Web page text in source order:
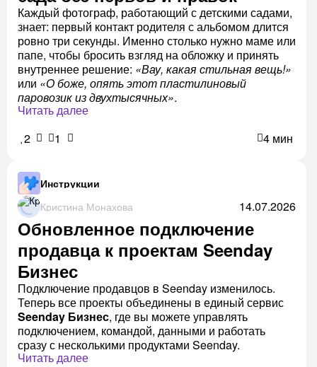
Каждый фотограф, работающий с детскими садами,
знает: первый контакт родителя с альбомом длится
ровно три секунды. Именно столько нужно маме или
папе, чтобы бросить взгляд на обложку и принять
внутреннее решение: «Вау, какая стильная вещь!»
или «О боже, опять этот пластилиновый
паровозик из двухтысячных».
Читать далее
2
1 4 мин
Инструкции
Кристина Монахова
14.07.2026
Обновленное подключение
продавца к проектам Seenday
Бизнес
Подключение продавцов в Seenday изменилось.
Теперь все проекты объединены в единый сервис
Seenday Бизнес, где вы можете управлять
подключением, командой, данными и работать
сразу с несколькими продуктами Seenday.
Читать далее